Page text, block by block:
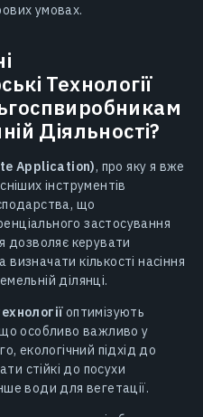
умовах.
Технології
Діяльності?
Application), про яку я вже
інструментів
що
застосування
дозволяє керувати
кількості насіння
ділянці.
оптимізують
особливо важливо у
екологічний підхід до
стійкі до посухи
води для вегетації.